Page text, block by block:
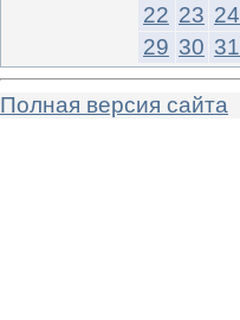
22 23 24
29 30 31
Полная версия сайта